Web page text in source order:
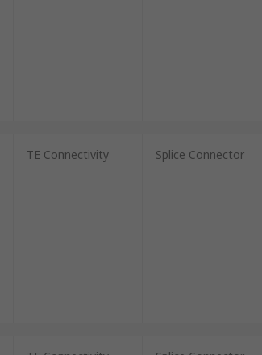
TE Connectivity Splice Connector